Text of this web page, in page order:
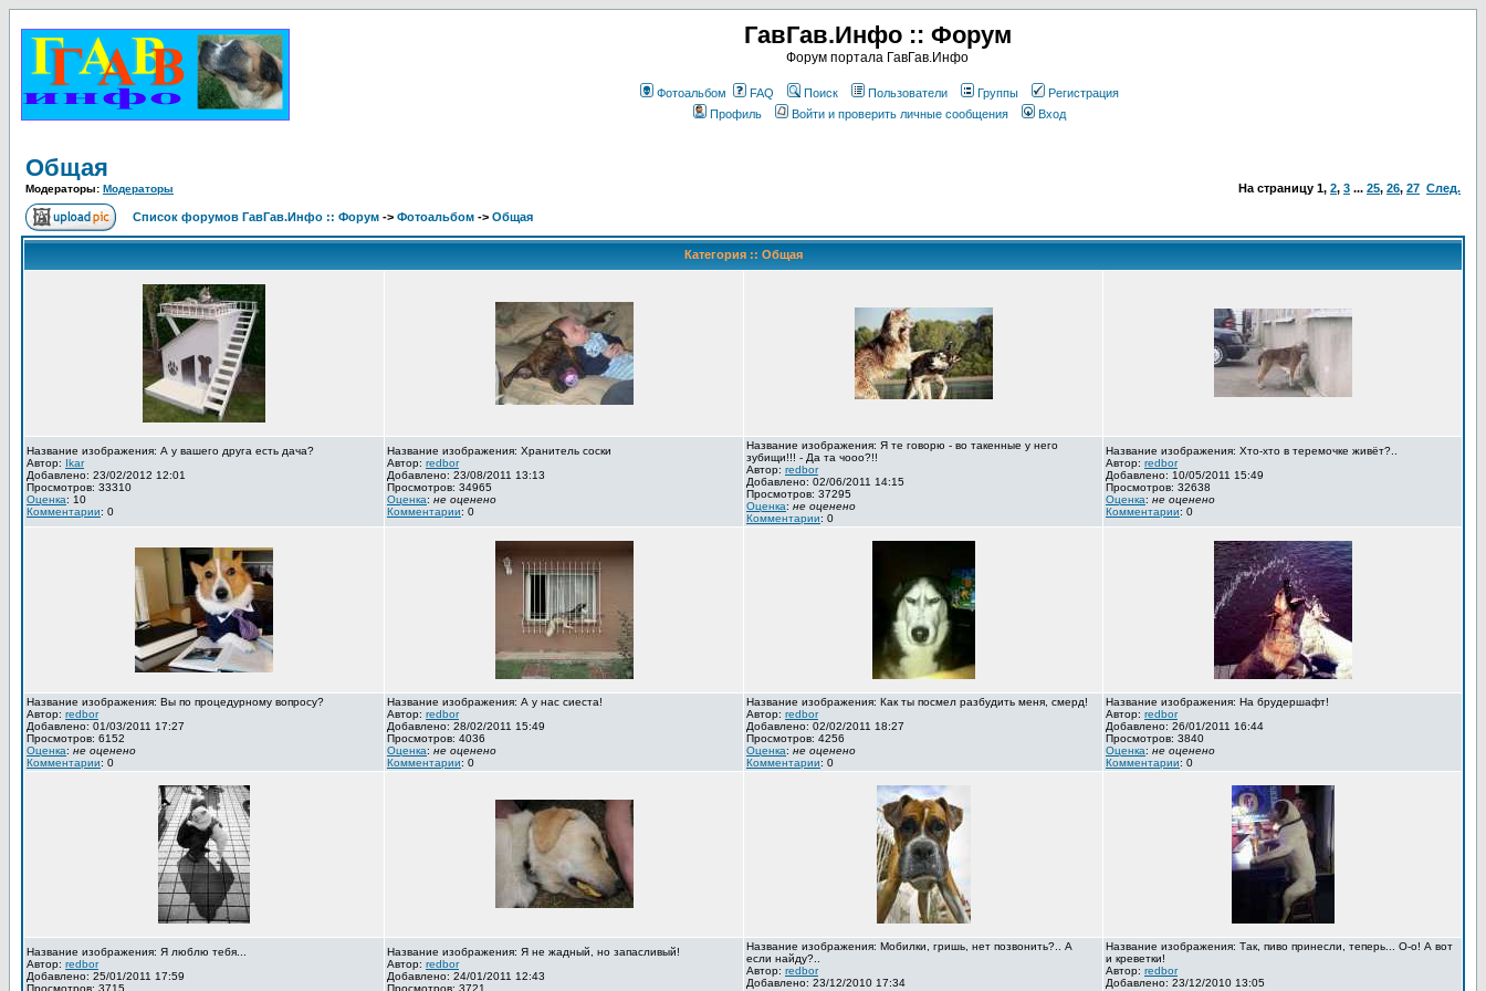
ГавГав.Инфо :: Форум
Форум портала ГавГав.Инфо
Фотоальбом FAQ Поиск Пользователи Группы
Регистрация
Профиль
Войти и проверить личные сообщения Вход
Общая
Модераторы: Модераторы На страницу 1, 2, 3 ... 25, 26, 27 След.
Список форумов ГавГав.Инфо :: Форум -> Фотоальбом -> Общая
Категория :: Общая
Название изображения: А у вашего друга есть дача?
Автор: Ikar
Добавлено: 23/02/2012 12:01
Просмотров: 33310
Оценка: 10
Комментарии: 0
Название изображения: Хранитель соски
Автор: redbor
Добавлено: 23/08/2011 13:13
Просмотров: 34965
Оценка: не оценено
Комментарии: 0
Название изображения: Я те говорю - во такенные у него
зубищи!!! - Да та чооо?!!
Автор: redbor
Добавлено: 02/06/2011 14:15
Просмотров: 37295
Оценка: не оценено
Комментарии: 0
Название изображения: Хто-хто в теремочке живёт?..
Автор: redbor
Добавлено: 10/05/2011 15:49
Просмотров: 32638
Оценка: не оценено
Комментарии: 0
Название изображения: Вы по процедурному вопросу?
Автор: redbor
Добавлено: 01/03/2011 17:27
Просмотров: 6152
Оценка: не оценено
Комментарии: 0
Название изображения: А у нас сиеста!
Автор: redbor
Добавлено: 28/02/2011 15:49
Просмотров: 4036
Оценка: не оценено
Комментарии: 0
Название изображения: Как ты посмел разбудить меня, смерд!
Автор: redbor
Добавлено: 02/02/2011 18:27
Просмотров: 4256
Оценка: не оценено
Комментарии: 0
Название изображения: На брудершафт!
Автор: redbor
Добавлено: 26/01/2011 16:44
Просмотров: 3840
Оценка: не оценено
Комментарии: 0
Название изображения: Я люблю тебя...
Автор: redbor
Добавлено: 25/01/2011 17:59
Просмотров: 3715
Название изображения: Я не жадный, но запасливый!
Автор: redbor
Добавлено: 24/01/2011 12:43
Просмотров: 3721
Название изображения: Мобилки, гришь, нет позвонить?.. А
если найду?..
Автор: redbor
Добавлено: 23/12/2010 17:34
Название изображения: Так, пиво принесли, теперь... О-о! А вот
и креветки!
Автор: redbor
Добавлено: 23/12/2010 13:05